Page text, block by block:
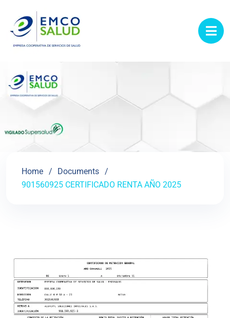
Home
Documents
901560925 CERTIFICADO RENTA AÑO 2025